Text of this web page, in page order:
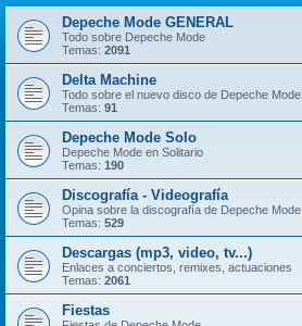
Depeche Mode GENERAL
Todo sobre Depeche Mode
Temas: 2091
Delta Machine
Todo sobre el nuevo disco de Depeche Mode.
Temas: 91
Depeche Mode Solo
Depeche Mode en Solitario
Temas: 190
Discografía - Videografía
Opina sobre la discografía de Depeche Mode
Temas: 529
Descargas (mp3, video, tv...)
Enlaces a conciertos, remixes, actuaciones
Temas: 2061
Fiestas